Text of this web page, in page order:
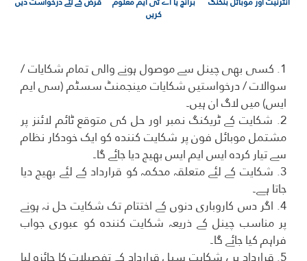
کریں
1. کسی بھی چینل سے موصول ہونے والی تمام شکایات /
سوالات / درخواستیں شکایات مینجمنٹ سسٹم (سی ایم
ایس) میں لاگ ان ہیں۔
2. شکایت کے ٹریکنگ نمبر اور حل کی متوقع ٹائم لائنز پر
مشتمل موبائل فون پر شکایت کنندہ کو ایک خودکار نظام
سے تیار کردہ ایس ایم ایس بھیج دیا جائے گا۔
3. شکایت کے لئے متعلقہ محکمہ کو قرارداد کے لئے بھیج دیا
جاتا ہے۔
4. اگر دس کاروباری دنوں کے اختتام تک شکایت حل نہ ہونے
پر مناسب چینل کے ذریعہ شکایت کنندہ کو عبوری جواب
فراہم کیا جائے گا۔